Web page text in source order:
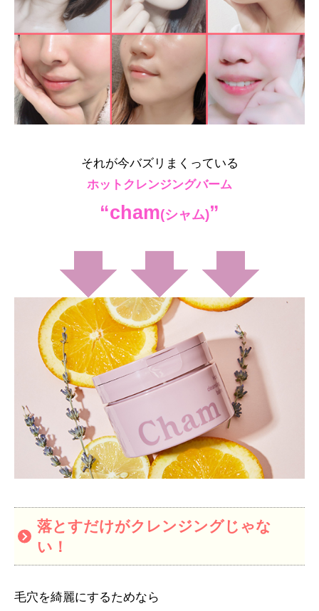
それが今バズリまくっている
ホットクレンジングバーム
“cham(シャム)”
落とすだけがクレンジングじゃな
い！
毛穴を綺麗にするためなら